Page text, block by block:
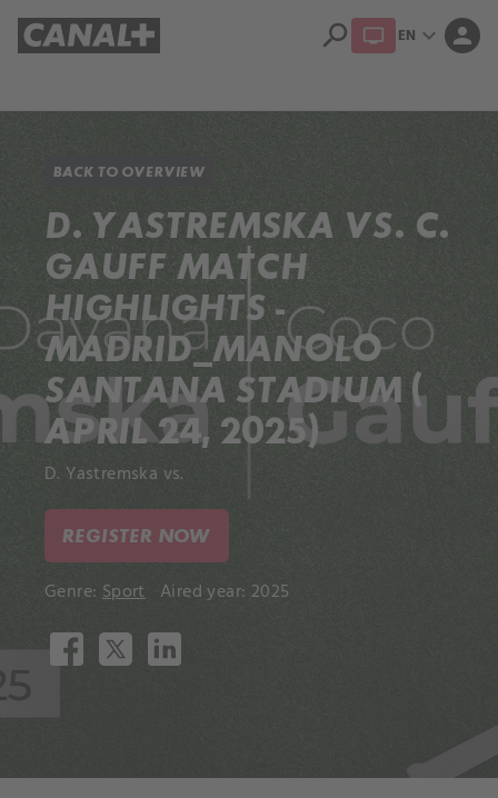
search EN expand_more person
BACK TO OVERVIEW
D. YASTREMSKA VS. C.
GAUFF MATCH
HIGHLIGHTS -
MADRID_MANOLO
SANTANA STADIUM (
APRIL 24, 2025)
D. Yastremska vs.
REGISTER NOW
Genre: Sport Aired year: 2025